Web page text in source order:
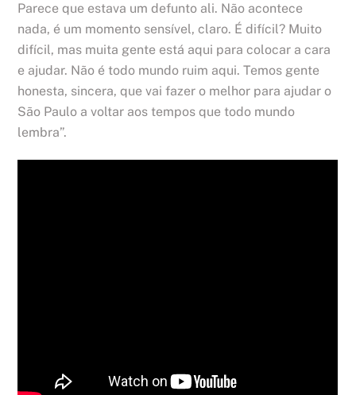
Parece que estava um defunto ali. Não acontece
nada, é um momento sensível, claro. É difícil? Muito
difícil, mas muita gente está aqui para colocar a cara
e ajudar. Não é todo mundo ruim aqui. Temos gente
honesta, sincera, que vai fazer o melhor para ajudar o
São Paulo a voltar aos tempos que todo mundo
lembra”.